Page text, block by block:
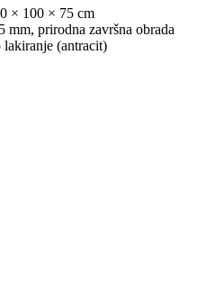
× 100 × 75 cm
prirodna završna obrada
(antracit)